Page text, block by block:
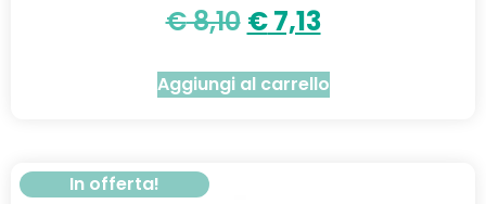
€8,10 €7,13
Aggiungi al carrello
In offerta!